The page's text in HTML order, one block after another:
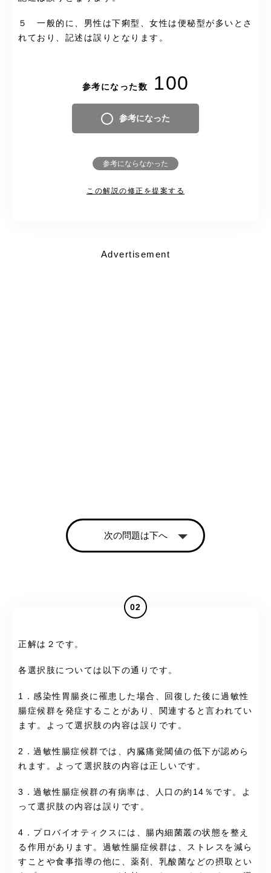
５ 一般的に、男性は下痢型、女性は便秘型が多いとさ
れており、記述は誤りとなります。
参考になった数 100
参考になった
参考にならなかった
この解説の修正を提案する
Advertisement
次の問題は下へ
02
正解は２です。
各選択肢については以下の通りです。
1．感染性胃腸炎に罹患した場合、回復した後に過敏性
腸症候群を発症することがあり、関連すると言われてい
ます。よって選択肢の内容は誤りです。
2．過敏性腸症候群では、内臓痛覚閾値の低下が認めら
れます。よって選択肢の内容は正しいです。
3．過敏性腸症候群の有病率は、人口の約14％です。よ
って選択肢の内容は誤りです。
4．プロバイオティクスには、腸内細菌叢の状態を整え
る作用があります。過敏性腸症候群は、ストレスを減ら
すことや食事指導の他に、薬剤、乳酸菌などの摂取とい